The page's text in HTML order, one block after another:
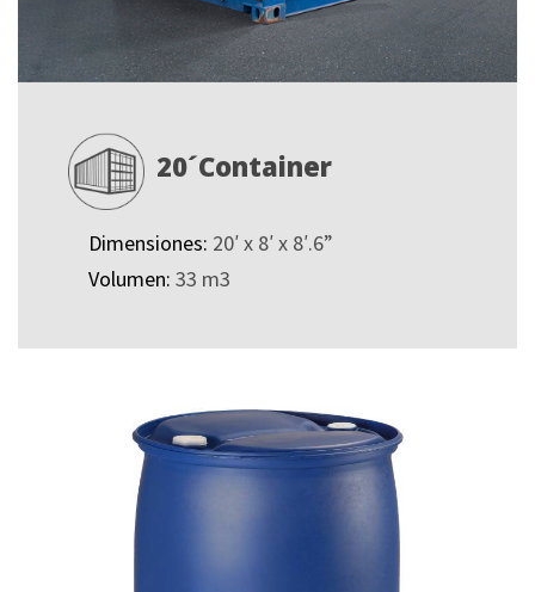
20´Container
Dimensiones: 20′ x 8′ x 8′.6”
Volumen: 33 m3